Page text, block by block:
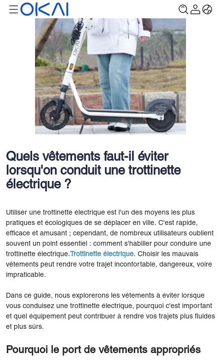
Quels vêtements faut-il éviter
lorsqu'on conduit une trottinette
électrique ?
Utiliser une trottinette électrique est l'un des moyens les plus
pratiques et écologiques de se déplacer en ville. C'est rapide,
efficace et amusant ; cependant, de nombreux utilisateurs oublient
souvent un point essentiel : comment s'habiller pour conduire une
trottinette électrique.Trottinette électrique. Choisir les mauvais
vêtements peut rendre votre trajet inconfortable, dangereux, voire
impraticable.
Dans ce guide, nous explorerons les vêtements à éviter lorsque
vous conduisez une trottinette électrique, pourquoi c'est important
et quel équipement peut contribuer à rendre vos trajets plus fluides
et plus sûrs.
Pourquoi le port de vêtements appropriés